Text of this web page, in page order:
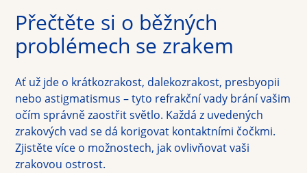
Přečtěte si o běžných
problémech se zrakem
Ať už jde o krátkozrakost, dalekozrakost, presbyopii
nebo astigmatismus – tyto refrakční vady brání vašim
očím správně zaostřit světlo. Každá z uvedených
zrakových vad se dá korigovat kontaktními čočkmi.
Zjistěte více o možnostech, jak ovlivňovat vaši
zrakovou ostrost.